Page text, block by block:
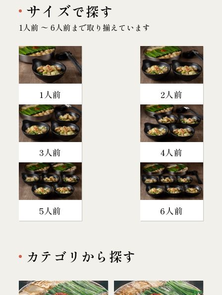
サイズで探す
1人前 〜 6人前まで取り揃えています
1人前 2人前
3人前 4人前
5人前 6人前
カテゴリから探す